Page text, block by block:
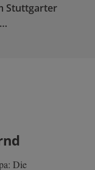
Stuttgarter
Die